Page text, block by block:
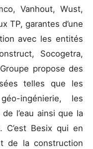
Vanhout, Wust,
TP, garantes d’une
avec les entités
Socogetra,
propose des
telles que les
ingénierie, les
l’eau ainsi que la
C’est Besix qui en
de la construction